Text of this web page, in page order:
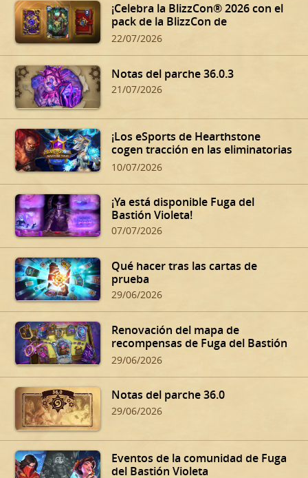
¡Celebra la BlizzCon® 2026 con el
pack de la BlizzCon de
Hearthstone!
22/07/2026
Notas del parche 36.0.3
21/07/2026
¡Los eSports de Hearthstone
cogen tracción en las eliminatorias
de verano!
10/07/2026
¡Ya está disponible Fuga del
Bastión Violeta!
07/07/2026
Qué hacer tras las cartas de
prueba
29/06/2026
Renovación del mapa de
recompensas de Fuga del Bastión
Violeta
29/06/2026
Notas del parche 36.0
29/06/2026
Eventos de la comunidad de Fuga
del Bastión Violeta